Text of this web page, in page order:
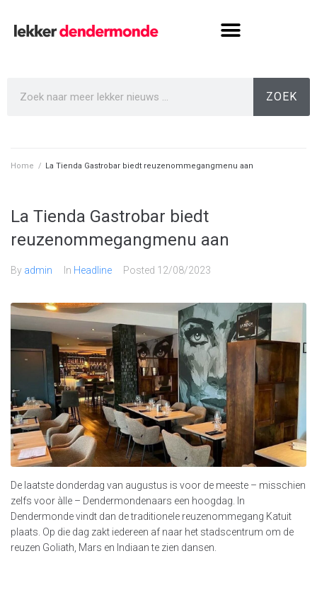
ZOEK
Home / La Tienda Gastrobar biedt reuzenommegangmenu aan
La Tienda Gastrobar biedt
reuzenommegangmenu aan
By admin In Headline Posted 12/08/2023
De laatste donderdag van augustus is voor de meeste – misschien
zelfs voor àlle – Dendermondenaars een hoogdag. In
Dendermonde vindt dan de traditionele reuzenommegang Katuit
plaats. Op die dag zakt iedereen af naar het stadscentrum om de
reuzen Goliath, Mars en Indiaan te zien dansen.